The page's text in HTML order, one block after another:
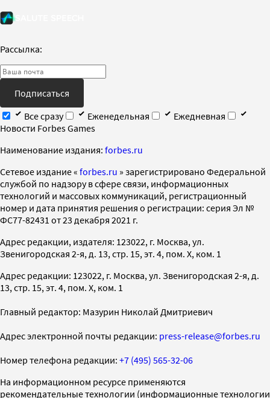
Рассылка:
Подписаться
Все сразу
Еженедельная
Ежедневная
Новости Forbes Games
Наименование издания: forbes.ru
Cетевое издание « forbes.ru » зарегистрировано Федеральной
службой по надзору в сфере связи, информационных
технологий и массовых коммуникаций, регистрационный
номер и дата принятия решения о регистрации: серия Эл №
ФС77-82431 от 23 декабря 2021 г.
Адрес редакции, издателя: 123022, г. Москва, ул.
Звенигородская 2-я, д. 13, стр. 15, эт. 4, пом. X, ком. 1
Адрес редакции: 123022, г. Москва, ул. Звенигородская 2-я, д.
13, стр. 15, эт. 4, пом. X, ком. 1
Главный редактор: Мазурин Николай Дмитриевич
Адрес электронной почты редакции: press-release@forbes.ru
Номер телефона редакции: +7 (495) 565-32-06
На информационном ресурсе применяются
рекомендательные технологии (информационные технологии